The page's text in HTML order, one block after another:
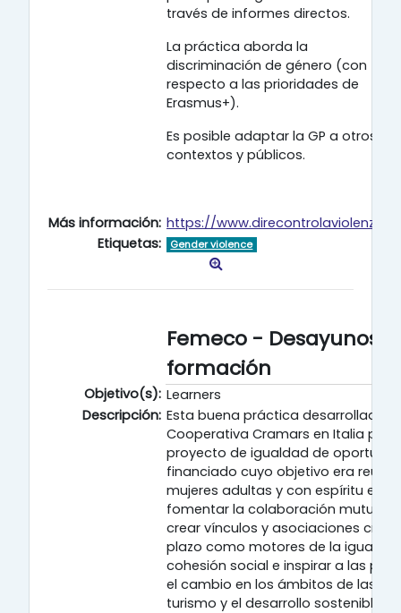
través de informes directos.
La práctica aborda la
discriminación de género (con
respecto a las prioridades de
Erasmus+).
Es posible adaptar la GP a otros
contextos y públicos.
Más información: https://www.direcontrolaviolenza.it
Etiquetas:
Gender violence
Femeco - Desayunos
formación
Objetivo(s): Learners
Descripción: Esta buena práctica desarrollada
Cooperativa Cramars en Italia
proyecto de igualdad de
financiado cuyo objetivo era reunir
mujeres adultas y con espíritu
fomentar la colaboración mutua
crear vínculos y asociaciones
plazo como motores de la
cohesión social e inspirar a las
el cambio en los ámbitos de las
turismo y el desarrollo sostenible.